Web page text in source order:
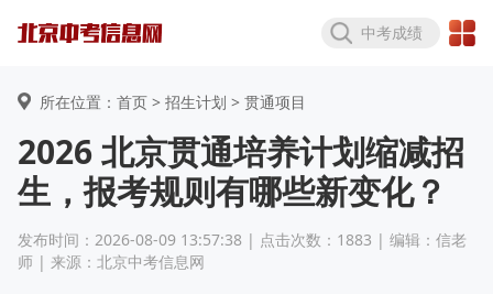
中考成绩
所在位置：首页 > 招生计划 > 贯通项目
2026 北京贯通培养计划缩减招
生，报考规则有哪些新变化？
发布时间：2026-08-09 13:57:38 | 点击次数：1883 | 编辑：信老
师 | 来源：北京中考信息网